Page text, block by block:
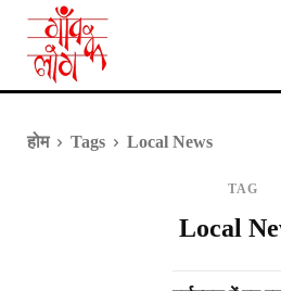
होम Tags Local News
TAG
Local